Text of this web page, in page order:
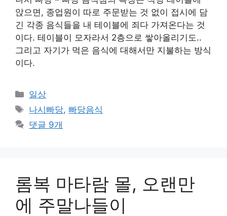
앉으면, 종업원이 따로 주문받는 것 없이 접시에 담
긴 각종 음식들을 내 테이블에 죄다 가져온다는 것
이다. 테이블이 모자라서 2층으로 쌓아올리기도..
그리고 자기가 먹은 음식에 대해서만 지불하는 방식
이다.
카
테
고
리
일상
태
그
나시빠당, 빠당음식
댓글 9개
롬복 마타람 몰, 오랜만
에 주말나들이